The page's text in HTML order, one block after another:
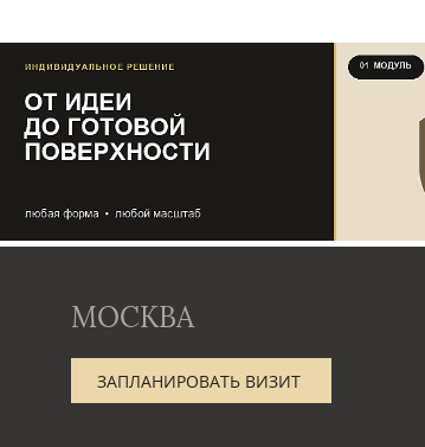
МОСКВА
ЗАПЛАНИРОВАТЬ ВИЗИТ